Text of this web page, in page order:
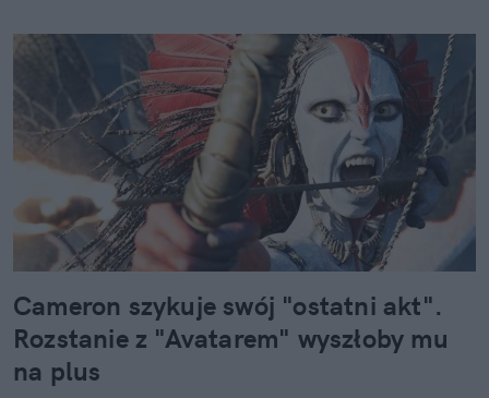
Cameron szykuje swój "ostatni akt".
Rozstanie z "Avatarem" wyszłoby mu
na plus